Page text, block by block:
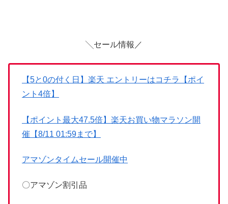
╲セール情報／
【5と0の付く日】楽天 エントリーはコチラ【ポイ
ント4倍】
【ポイント最大47.5倍】楽天お買い物マラソン開
催【8/11 01:59まで】
アマゾンタイムセール開催中
〇アマゾン割引品